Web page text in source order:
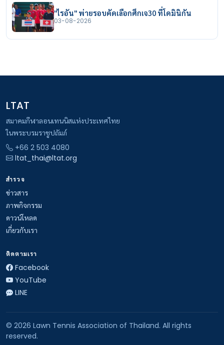
"ไรอัน" พ่ายรอบคัดเลือกศึกเจ30 ที่โดมินิกัน
03-08-2026
LTAT
สมาคมกีฬาลอนเทนนิสแห่งประเทศไทย
ในพระบรมราชูปถัมภ์
+66 2 503 4080
ltat_thai@ltat.org
สำรวจ
ข่าวสาร
ภาพกิจกรรม
ดาวน์โหลด
เกี่ยวกับเรา
ติดตามเรา
Facebook
YouTube
LINE
© 2026 Lawn Tennis Association of Thailand. All rights
reserved.